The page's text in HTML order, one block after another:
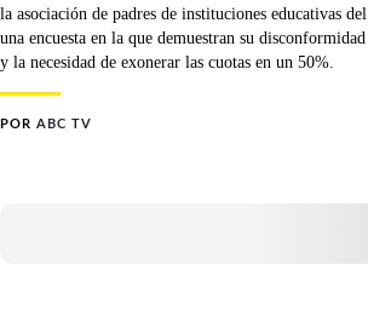
la asociación de padres de instituciones educativas
una encuesta en la que demuestran su
y la necesidad de exonerar las cuotas en un 50%.
POR ABC TV